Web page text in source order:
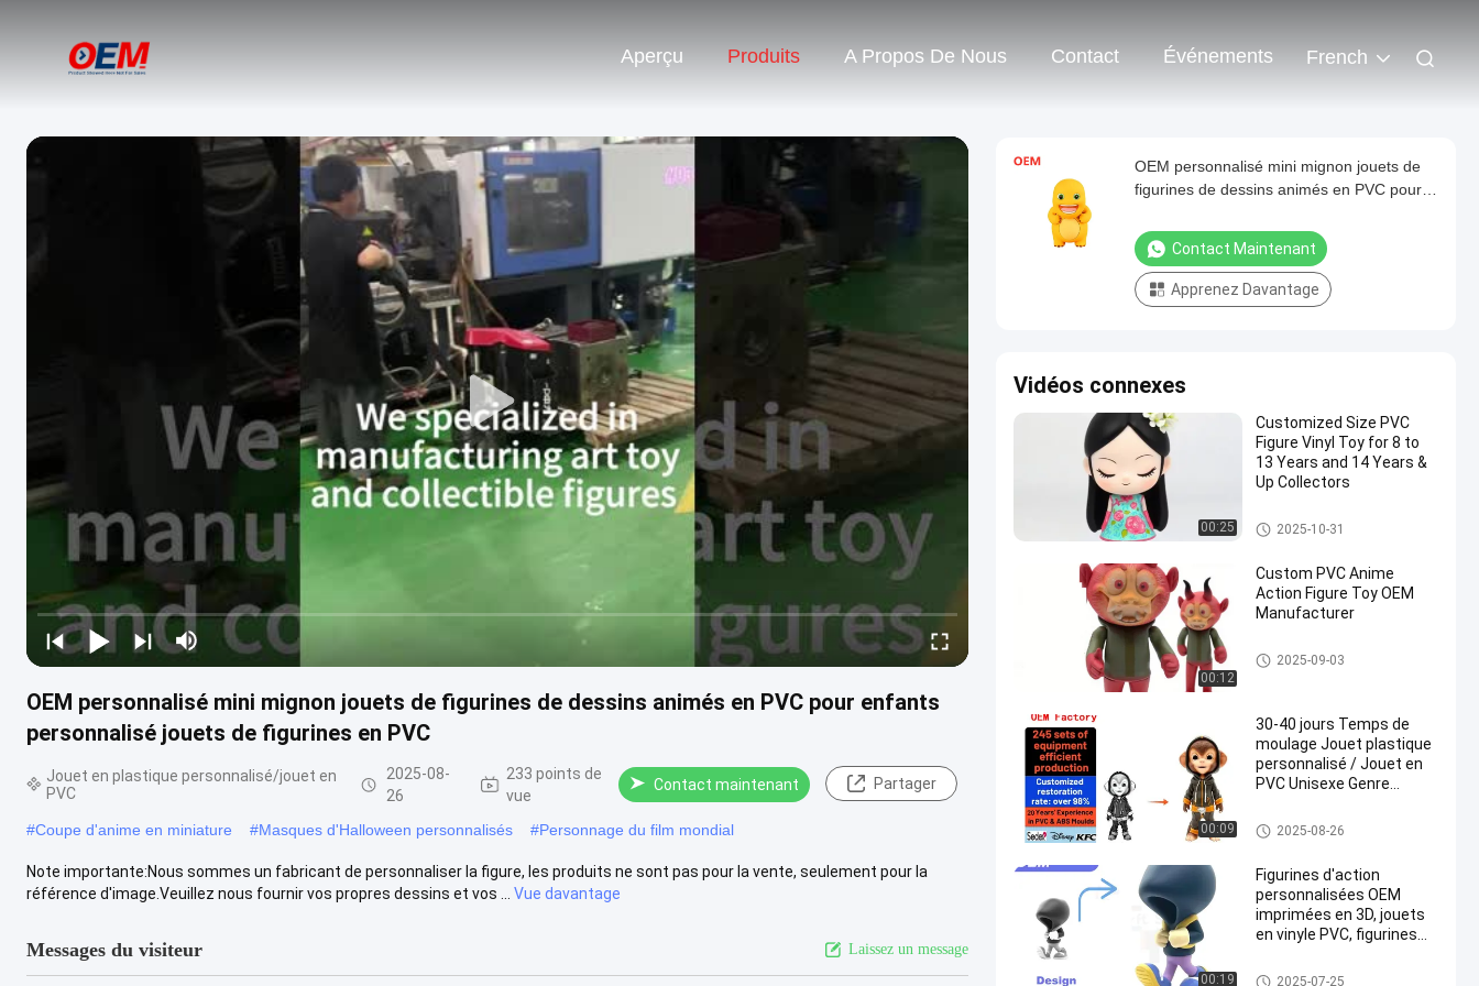
Aperçu Produits A Propos De Nous Contact Événements French
OEM personnalisé mini mignon jouets de figurines de dessins animés en PVC pour enfants
personnalisé jouets de figurines en PVC
Jouet en plastique personnalisé/jouet en
PVC
2025-08-
26
233 points de
vue
Contact maintenant Partager
#Coupe d'anime en miniature #Masques d'Halloween personnalisés #Personnage du film mondial
Note importante:Nous sommes un fabricant de personnaliser la figure, les produits ne sont pas pour la vente, seulement pour la
référence d'image.Veuillez nous fournir vos propres dessins et vos ...
Vue davantage
Messages du visiteur Laissez un message
OEM personnalisé mini mignon jouets de
figurines de dessins animés en PVC pour
PVC
Contact Maintenant
Apprenez Davantage
Vidéos connexes
00:25
Customized Size PVC
Figure Vinyl Toy for 8 to
13 Years and 14 Years &
Up Collectors
Jouet en plastique personnali
sé/jouet en PVC
2025-10-31
00:12
Custom PVC Anime
Action Figure Toy OEM
Manufacturer
Jouet en plastique personnali
sé/jouet en PVC
2025-09-03
00:09
30-40 jours Temps de
moulage Jouet plastique
personnalisé / Jouet en
PVC Unisexe Genre
Jouet en plastique personnali
sé/jouet en PVC
2025-08-26
00:19
Figurines d'action
personnalisées OEM
imprimées en 3D, jouets
en vinyle PVC, figurines
personnalisable
Jouet en plastique personnali
2025-07-25